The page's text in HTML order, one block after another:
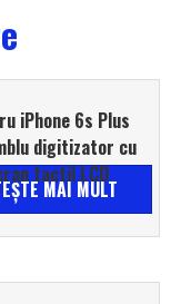
iPhone 6s Plus
digitizator cu
tactil LCD
MAI MULT